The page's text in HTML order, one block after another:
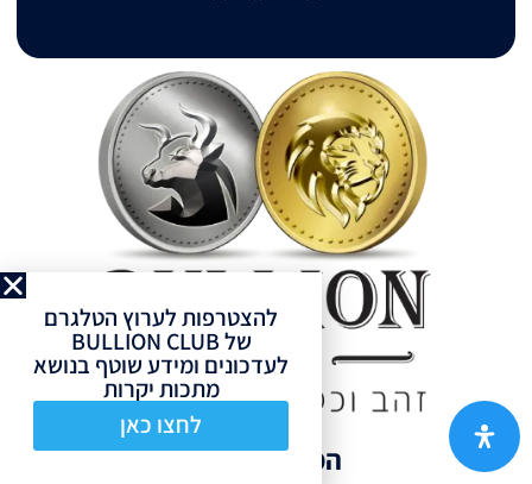
המוצרים שלנו
להצטרפות לערוץ הטלגרם
של BULLION CLUB
לעדכונים ומידע שוטף בנושא
מתכות יקרות
לחצו כאן